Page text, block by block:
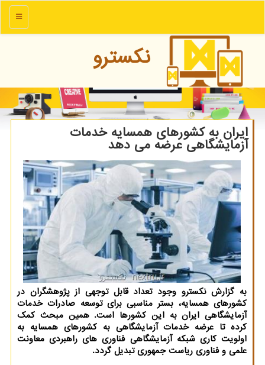
منو
نكسترو
ایران به كشورهای همسایه خدمات
آزمایشگاهی عرضه می دهد
به گزارش نكسترو وجود تعداد قابل توجهی از پژوهشگران در
كشورهای همسایه، بستر مناسبی برای توسعه صادرات خدمات
آزمایشگاهی ایران به این كشورها است. همین مبحث كمك
كرده تا عرضه خدمات آزمایشگاهی به كشورهای همسایه به
اولویت كاری شبكه آزمایشگاهی فناوری های راهبردی معاونت
علمی و فناوری ریاست جمهوری تبدیل گردد.